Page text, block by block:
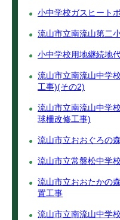
小中学校ガスヒート
流山市立南流山第二
小中学校用地継続地
流山市立南流山中学
工事)(その2)
流山市立南流山中学
球柵改修工事)
流山市立おおぐろの
流山市立常盤松中学
流山市立おおたかの
置工事
流山市立南流山中学